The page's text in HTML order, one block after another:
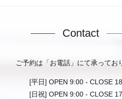
Contact
ご予約は「お電話」にて承ってお
[平日] OPEN 9:00 - CLOSE
[日祝] OPEN 9:00 - CLOSE